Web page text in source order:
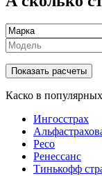
Показать расчеты
Каско в
Ингосстрах
Ресо
Ренессанс
Тинькофф